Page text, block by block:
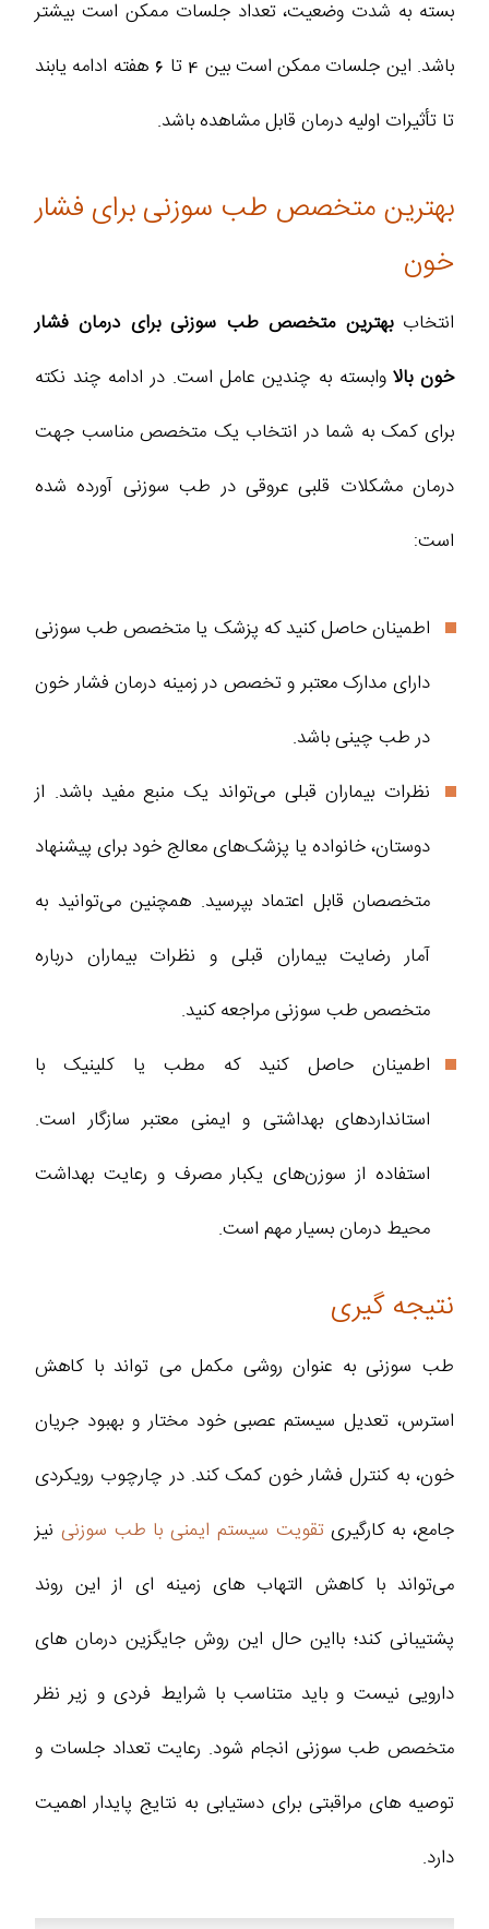
بسته به شدت وضعیت، تعداد جلسات ممکن است بیشتر
باشد. این جلسات ممکن است بین 4 تا 6 هفته ادامه یابند
تا تأثیرات اولیه درمان قابل مشاهده باشد.
بهترین متخصص طب سوزنی برای فشار
خون
انتخاببهترین متخصص طب سوزنی برای درمان فشار
خون بالاوابسته به چندین عامل است. در ادامه چند نکته
برای کمک به شما در انتخاب یک متخصص مناسب جهت
درمان مشکلات قلبی عروقی در طب سوزنی آورده شده
است:
اطمینان حاصل کنید که پزشک یا متخصص طب سوزنی
دارای مدارک معتبر و تخصص در زمینه درمان فشار خون
در طب چینی باشد.
نظرات بیماران قبلی می‌تواند یک منبع مفید باشد. از
دوستان، خانواده یا پزشک‌های معالج خود برای پیشنهاد
متخصصان قابل ‌اعتماد بپرسید. همچنین می‌توانید به
آمار رضایت بیماران قبلی و نظرات بیماران درباره
متخصص طب سوزنی مراجعه کنید.
اطمینان حاصل کنید که مطب یا کلینیک با
استانداردهای بهداشتی و ایمنی معتبر سازگار است.
استفاده از سوزن‌های یکبار مصرف و رعایت بهداشت
محیط درمان بسیار مهم است.
نتیجه گیری
طب سوزنی به‌ عنوان روشی مکمل می‌ تواند با کاهش
استرس، تعدیل سیستم عصبی خود مختار و بهبود جریان
خون، به کنترل فشار خون کمک کند. در چارچوب رویکردی
جامع، به‌ کارگیری تقویت سیستم ایمنی با طب سوزنی نیز
می‌تواند با کاهش التهاب‌ های زمینه‌ ای از این روند
پشتیبانی کند؛ بااین‌ حال این روش جایگزین درمان‌ های
دارویی نیست و باید متناسب با شرایط فردی و زیر نظر
متخصص طب سوزنی انجام شود. رعایت تعداد جلسات و
توصیه‌ های مراقبتی برای دستیابی به نتایج پایدار اهمیت
دارد.